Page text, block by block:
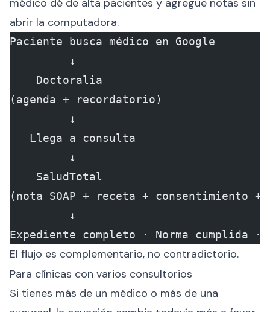
médico dé de alta pacientes y agregue notas sin
abrir la computadora.
Paciente busca médico en Google
         ↓
    Doctoralia
(agenda + recordatorio)
         ↓
   Llega a consulta
         ↓
    SaludTotal
(nota SOAP + receta + consentimiento +
         ↓
Expediente completo · Norma cumplida
El flujo es complementario, no contradictorio.
Para clínicas con varios consultorios
Si tienes más de un médico o más de una